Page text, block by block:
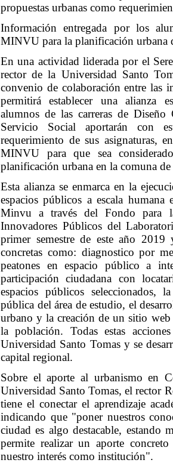
propuestas urbanas como
Información entregada por los
MINVU para la planificación urbana
En una actividad liderada por el
rector de la Universidad Santo
convenio de colaboración entre las
permitirá establecer una alianza
alumnos de las carreras de
Servicio Social aportarán con
requerimiento de sus asignaturas,
MINVU para que sea
planificación urbana en la comuna
Esta alianza se enmarca en la
espacios públicos a escala
Minvu a través del Fondo para
Innovadores Públicos del
primer semestre de este año
concretas como: diagnostico por
peatones en espacio público a
participación ciudadana con
espacios públicos seleccionados,
pública del área de estudio, el
urbano y la creación de un sitio
la población. Todas estas
Universidad Santo Tomas y se
capital regional.
Sobre el aporte al urbanismo en
Universidad Santo Tomas, el rector
tiene el conectar el aprendizaje
indicando que "poner nuestros
ciudad es algo destacable, estando
permite realizar un aporte
nuestro interés como institución".